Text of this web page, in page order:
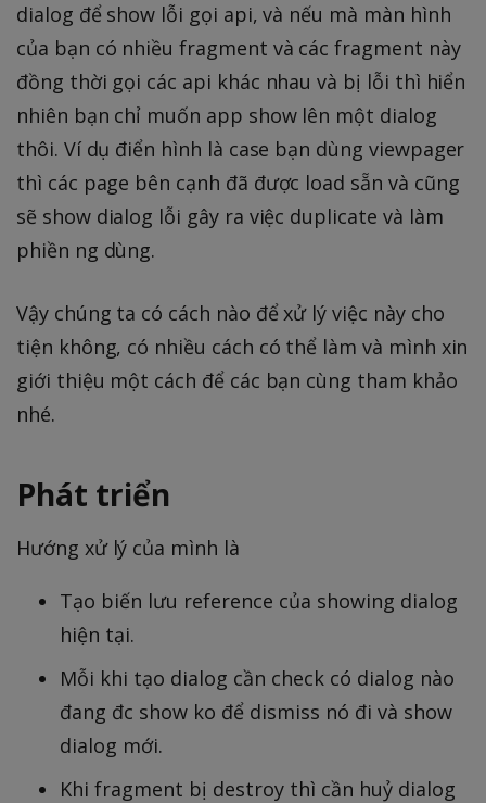
dialog để show lỗi gọi api, và nếu mà màn hình
của bạn có nhiều fragment và các fragment này
đồng thời gọi các api khác nhau và bị lỗi thì hiển
nhiên bạn chỉ muốn app show lên một dialog
thôi. Ví dụ điển hình là case bạn dùng viewpager
thì các page bên cạnh đã được load sẵn và cũng
sẽ show dialog lỗi gây ra việc duplicate và làm
phiền ng dùng.
Vậy chúng ta có cách nào để xử lý việc này cho
tiện không, có nhiều cách có thể làm và mình xin
giới thiệu một cách để các bạn cùng tham khảo
nhé.
Phát triển
Hướng xử lý của mình là
Tạo biến lưu reference của showing dialog
hiện tại.
Mỗi khi tạo dialog cần check có dialog nào
đang đc show ko để dismiss nó đi và show
dialog mới.
Khi fragment bị destroy thì cần huỷ dialog